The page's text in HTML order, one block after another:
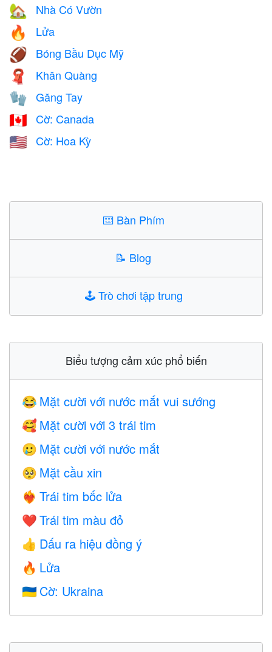
🏡 Nhà Có Vườn
🔥 Lửa
🏈 Bóng Bầu Dục Mỹ
🧣 Khăn Quàng
🧤 Găng Tay
🇨🇦 Cờ: Canada
🇺🇸 Cờ: Hoa Kỳ
⌨️ Bàn Phím
📝 Blog
🕹️Trò chơi tập trung
Biểu tượng cảm xúc phổ biến
😂 Mặt cười với nước mắt vui sướng
🥰 Mặt cười với 3 trái tim
🥲 Mặt cười với nước mắt
🥺 Mặt cầu xin
❤️‍🔥 Trái tim bốc lửa
❤️ Trái tim màu đỏ
👍 Dấu ra hiệu đồng ý
🔥 Lửa
🇺🇦 Cờ: Ukraina